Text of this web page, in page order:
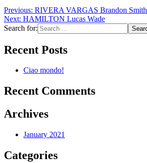
Previous: RIVERA VARGAS Brandon Smith
Next: HAMILTON Lucas Wade
Search for:
Recent Posts
Ciao mondo!
Recent Comments
Archives
January 2021
Categories